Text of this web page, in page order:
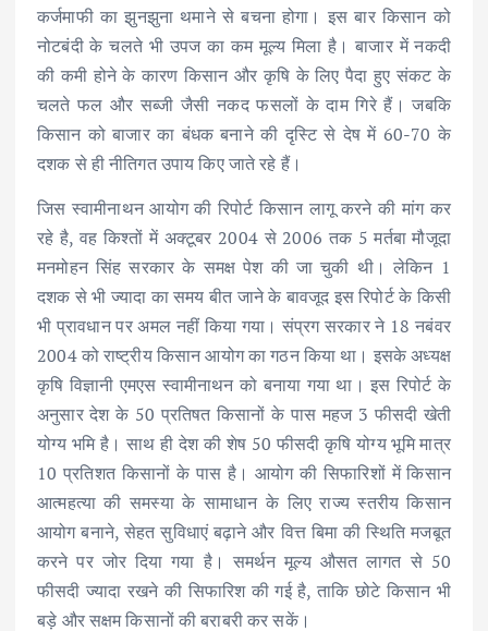
कर्जमाफी का झुनझुना थमाने से बचना होगा। इस बार किसान को
नोटबंदी के चलते भी उपज का कम मूल्य मिला है। बाजार में नकदी
की कमी होने के कारण किसान और कृषि के लिए पैदा हुए संकट के
चलते फल और सब्जी जैसी नकद फसलों के दाम गिरे हैं। जबकि
किसान को बाजार का बंधक बनाने की दृस्टि से देष में 60-70 के
दशक से ही नीतिगत उपाय किए जाते रहे हैं।
जिस स्वामीनाथन आयोग की रिपोर्ट किसान लागू करने की मांग कर
रहे है, वह किश्तों में अक्टूबर 2004 से 2006 तक 5 मर्तबा मौजूदा
मनमोहन सिंह सरकार के समक्ष पेश की जा चुकी थी। लेकिन 1
दशक से भी ज्यादा का समय बीत जाने के बावजूद इस रिपोर्ट के किसी
भी प्रावधान पर अमल नहीं किया गया। संप्रग सरकार ने 18 नबंवर
2004 को राष्ट्रीय किसान आयोग का गठन किया था। इसके अध्यक्ष
कृषि विज्ञानी एमएस स्वामीनाथन को बनाया गया था। इस रिपोर्ट के
अनुसार देश के 50 प्रतिषत किसानों के पास महज 3 फीसदी खेती
योग्य भमि है। साथ ही देश की शेष 50 फीसदी कृषि योग्य भूमि मात्र
10 प्रतिशत किसानों के पास है। आयोग की सिफारिशों में किसान
आत्महत्या की समस्या के सामाधान के लिए राज्य स्तरीय किसान
आयोग बनाने, सेहत सुविधाएं बढ़ाने और वित्त बिमा की स्थिति मजबूत
करने पर जोर दिया गया है। समर्थन मूल्य औसत लागत से 50
फीसदी ज्यादा रखने की सिफारिश की गई है, ताकि छोटे किसान भी
बड़े और सक्षम किसानों की बराबरी कर सकें।